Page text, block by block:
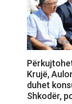
Krujë,
duhet
Shkodër,